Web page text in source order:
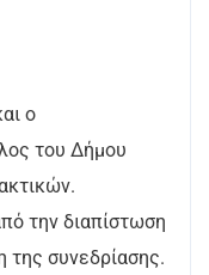
ο
του Δήμου
την διαπίστωση
της συνεδρίασης.